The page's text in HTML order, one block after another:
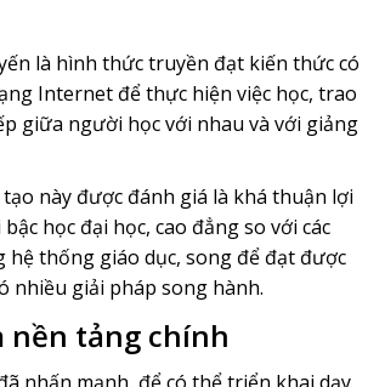
là hình thức truyền đạt kiến thức có
Internet để thực hiện việc học, trao
giữa người học với nhau và với giảng
này được đánh giá là khá thuận lợi
học đại học, cao đẳng so với các
hệ thống giáo dục, song để đạt được
nhiều giải pháp song hành.
nền tảng chính